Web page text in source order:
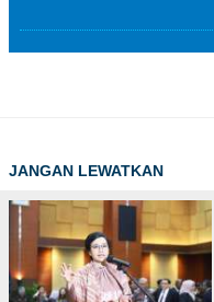
JANGAN LEWATKAN